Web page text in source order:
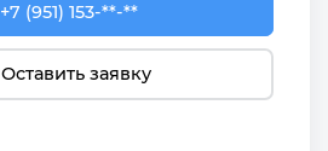
+7 (951) 153-22-56
+7 (951) 153-**-**
Оставить заявку